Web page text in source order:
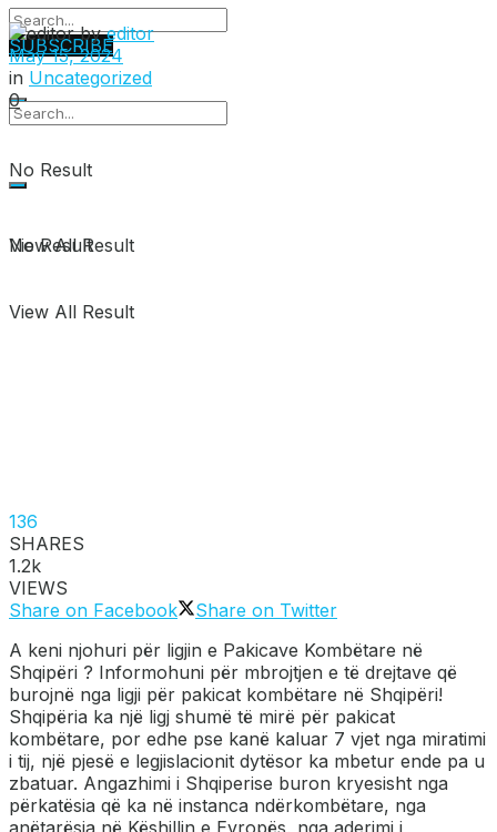
No Result
View All Result
SUBSCRIBE
No Result
View All Result
by editor
May 15, 2024
in Uncategorized
0
136
SHARES
1.2k
VIEWS
Share on Facebook
Share on Twitter
A keni njohuri për ligjin e Pakicave Kombëtare në
Shqipëri ? Informohuni për mbrojtjen e të drejtave që
burojnë nga ligji për pakicat kombëtare në Shqipëri!
Shqipëria ka një ligj shumë të mirë për pakicat
kombëtare, por edhe pse kanë kaluar 7 vjet nga miratimi
i tij, një pjesë e legjislacionit dytësor ka mbetur ende pa u
zbatuar. Angazhimi i Shqiperise buron kryesisht nga
përkatësia që ka në instanca ndërkombëtare, nga
anëtarësia në Këshillin e Evropës, nga aderimi i